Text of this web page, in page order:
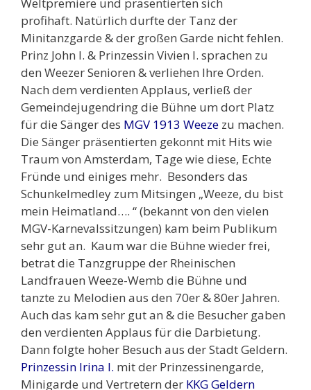
profihaft. Natürlich durfte der Tanz der
Minitanzgarde & der großen Garde nicht fehlen.
Prinz John I. & Prinzessin Vivien I. sprachen zu
den Weezer Senioren & verliehen Ihre Orden.
Nach dem verdienten Applaus, verließ der
Gemeindejugendring die Bühne um dort Platz
für die Sänger des MGV 1913 Weeze zu machen.
Die Sänger präsentierten gekonnt mit Hits wie
Traum von Amsterdam, Tage wie diese, Echte
Fründe und einiges mehr. Besonders das
Schunkelmedley zum Mitsingen „Weeze, du bist
mein Heimatland…. “ (bekannt von den vielen
MGV-Karnevalssitzungen) kam beim Publikum
sehr gut an. Kaum war die Bühne wieder frei,
betrat die Tanzgruppe der Rheinischen
Landfrauen Weeze-Wemb die Bühne und
tanzte zu Melodien aus den 70er & 80er Jahren.
Auch das kam sehr gut an & die Besucher gaben
den verdienten Applaus für die Darbietung.
Dann folgte hoher Besuch aus der Stadt Geldern.
Prinzessin Irina I. mit der Prinzessinengarde,
Minigarde und Vertretern der KKG Geldern